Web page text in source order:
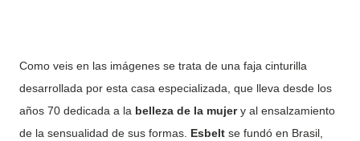
Como veis en las imágenes se trata de una faja cinturilla
desarrollada por esta casa especializada, que lleva desde los
años 70 dedicada a la belleza de la mujery al ensalzamiento
de la sensualidad de sus formas. Esbelt se fundó en Brasil,